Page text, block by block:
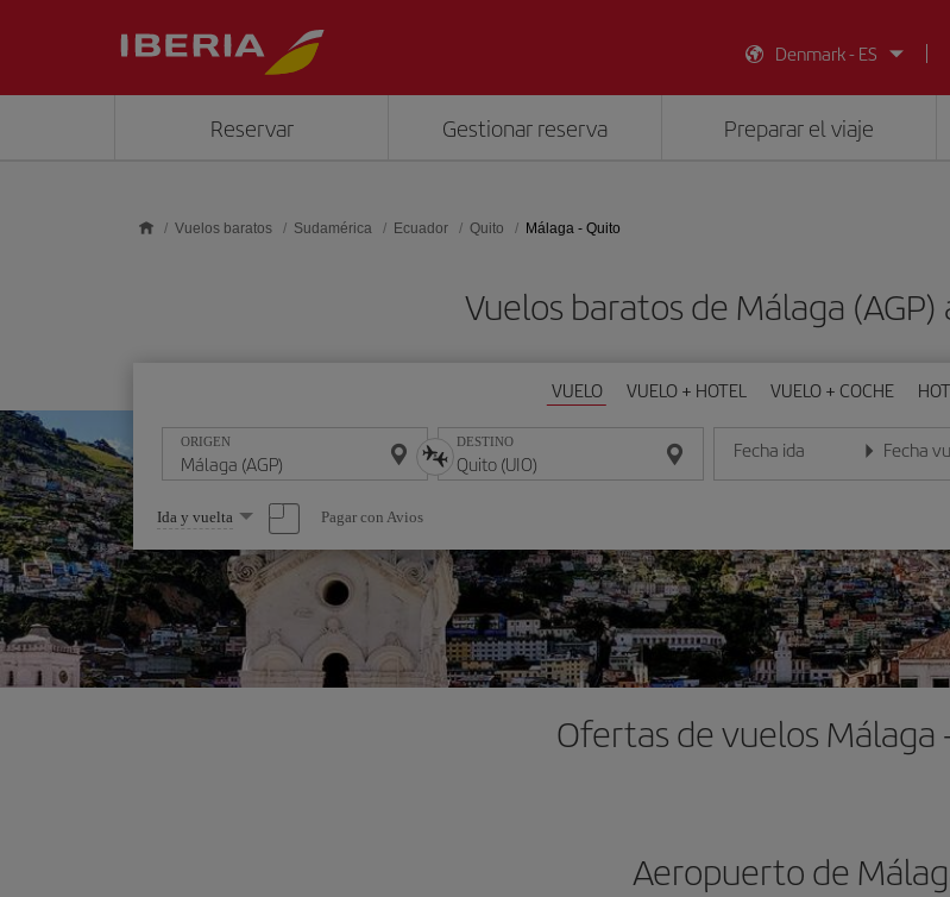
Denmark - ES
Reservar Gestionar reserva Preparar el viaje
Vuelos baratos Sudamérica Ecuador Quito Málaga - Quito
Vuelos baratos de Málaga (AGP)
VUELO VUELO + HOTEL VUELO + COCHE
ORIGEN DESTINO Fecha ida
Introduce la fecha en formato día/
Fecha
Introduce la
Seleccione
una
opción
Ida y vuelta Pagar con Avios
Ofertas de vuelos Málaga
Aeropuerto de